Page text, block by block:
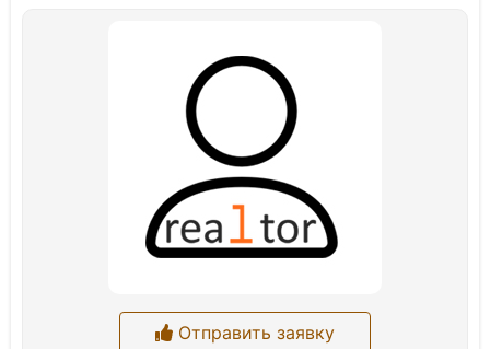
Отправить заявку